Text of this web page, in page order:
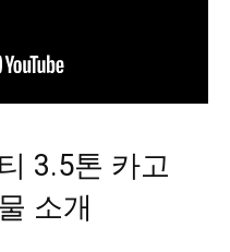
3.5톤 카고
소개